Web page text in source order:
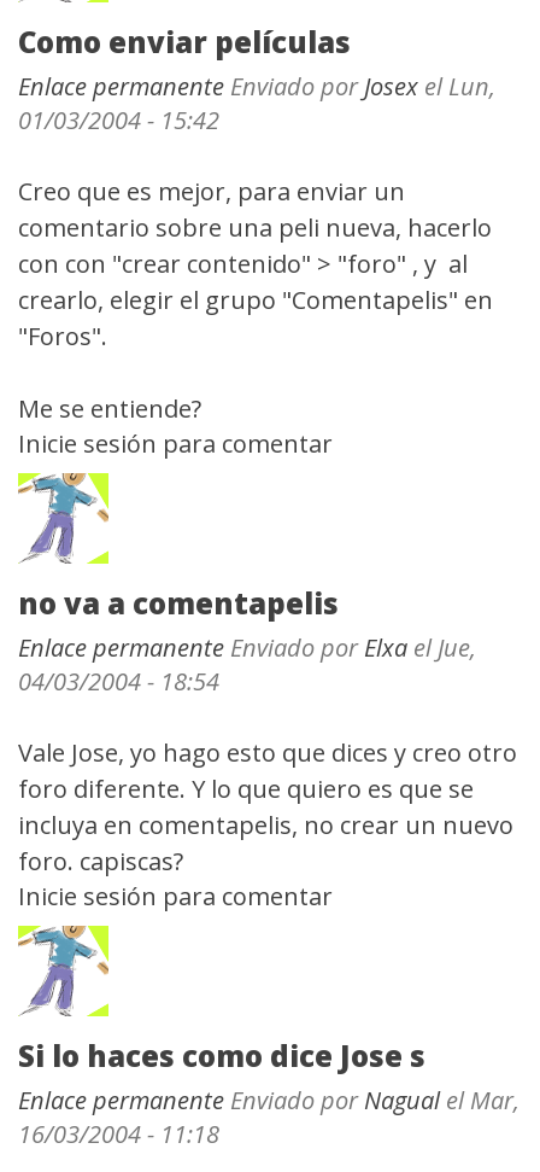
Como enviar películas
Enlace permanente Enviado porJosex el Lun,
01/03/2004 - 15:42
Creo que es mejor, para enviar un
comentario sobre una peli nueva, hacerlo
con con "crear contenido" > "foro" , y al
crearlo, elegir el grupo "Comentapelis" en
"Foros".
Me se entiende?
Inicie sesión para comentar
no va a comentapelis
Enlace permanente Enviado porElxa el Jue,
04/03/2004 - 18:54
Vale Jose, yo hago esto que dices y creo otro
foro diferente. Y lo que quiero es que se
incluya en comentapelis, no crear un nuevo
foro. capiscas?
Inicie sesión para comentar
Si lo haces como dice Jose s
Enlace permanente Enviado porNagualel Mar,
16/03/2004 - 11:18